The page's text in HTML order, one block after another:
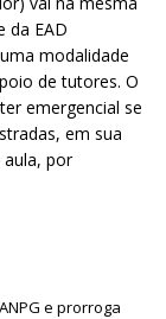
da EAD
modalidade
de tutores. O
emergencial se
em sua
por
e prorroga